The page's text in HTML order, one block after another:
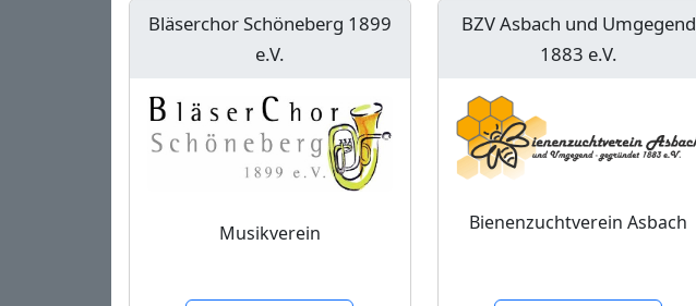
Bläserchor Schöneberg 1899
e.V.
Musikverein
BZV Asbach und Umgegend
1883 e.V.
Bienenzuchtverein Asbach